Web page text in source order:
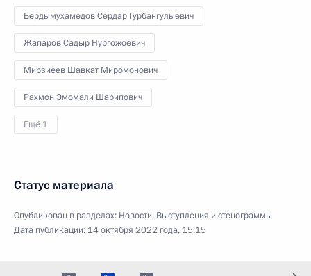
Бердымухамедов Сердар Гурбангулыевич
Жапаров Садыр Нургожоевич
Мирзиёев Шавкат Миромонович
Рахмон Эмомали Шарипович
Ещё 1
Статус материала
Опубликован в разделах: Новости, Выступления и стенограммы
Дата публикации: 14 октября 2022 года, 15:15